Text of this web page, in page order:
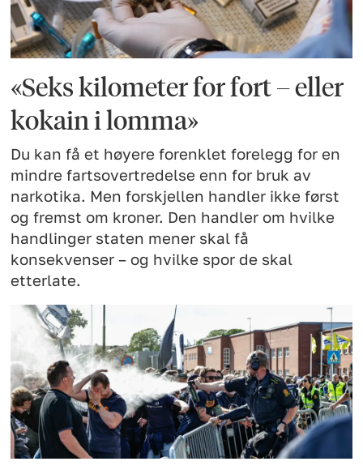
«Seks kilometer for fort – eller
kokain i lomma»
Du kan få et høyere forenklet forelegg for en
mindre fartsovertredelse enn for bruk av
narkotika. Men forskjellen handler ikke først
og fremst om kroner. Den handler om hvilke
handlinger staten mener skal få
konsekvenser – og hvilke spor de skal
etterlate.